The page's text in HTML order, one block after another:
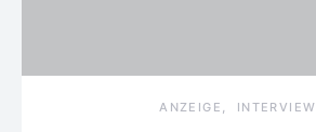
ANZEIGE